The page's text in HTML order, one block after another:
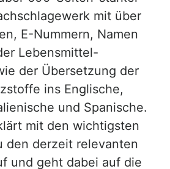
mit über
E-Nummern, Namen
Lebensmittel-
der Übersetzung der
ins Englische,
und Spanische.
mit den wichtigsten
den derzeit relevanten
und geht dabei auf die